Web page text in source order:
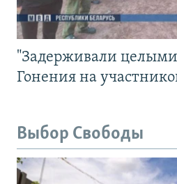
"Задерживали
Гонения на
Выбор Свободы